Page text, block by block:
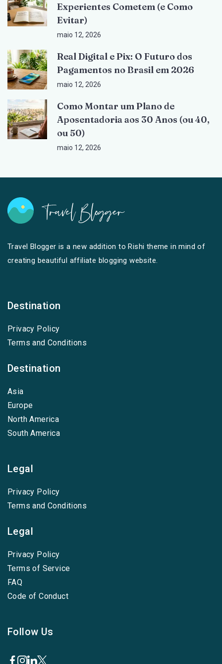
Experientes Cometem (e Como
Evitar)
maio 12, 2026
Real Digital e Pix: O Futuro dos
Pagamentos no Brasil em 2026
maio 12, 2026
Como Montar um Plano de
Aposentadoria aos 30 Anos (ou 40,
ou 50)
maio 12, 2026
Travel Blogger is a new addition to Rishi theme in mind of
creating beautiful affiliate blogging website.
Destination
Privacy Policy
Terms and Conditions
Destination
Asia
Europe
North America
South America
Legal
Privacy Policy
Terms and Conditions
Legal
Privacy Policy
Terms of Service
FAQ
Code of Conduct
Follow Us